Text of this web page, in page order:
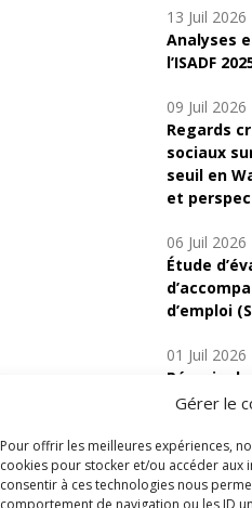
Gérer le
Pour offrir les meilleures expériences,
cookies pour stocker et/ou accéder aux
consentir à ces technologies nous
comportement de navigation ou les ID
13 Juil 2026
Analyses
l’ISADF
09 Juil 2026
Regards
sociaux
seuil en
et
06 Juil 2026
Étude
d’emploi
01 Juil 2026
Pénurie